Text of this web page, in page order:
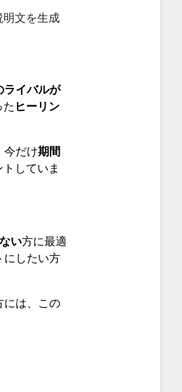
明文を生成
ライバルが
ヒーリン
今だけ期間
していま
い方に最適
にしたい方
には、この